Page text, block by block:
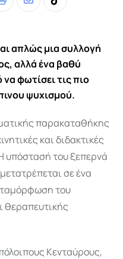
Print
ShareTiktok
απλώς μια συλλογή
αλλά ένα βαθύ
φωτίσει τις πιο
ψυχισμού.
παρακαταθήκης
και διδακτικές
υπόστασή του ξεπερνά
σε ένα
του
θεραπευτικής
Κενταύρους,